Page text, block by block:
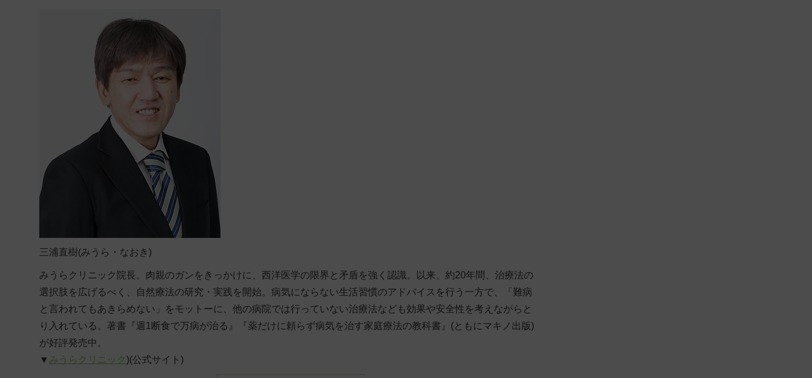
三浦直樹(みうら・なおき)
みうらクリニック院長。肉親のガンをきっかけに、西洋医学の限界と矛盾を強く認識。以来、約20年間、治療法の
選択肢を広げるべく、自然療法の研究・実践を開始。病気にならない生活習慣のアドバイスを行う一方で、「難病
と言われてもあきらめない」をモットーに、他の病院では行っていない治療法なども効果や安全性を考えながらと
り入れている。著書『週1断食で万病が治る』『薬だけに頼らず病気を治す家庭療法の教科書』(ともにマキノ出版)
が好評発売中。
▼ みうらクリニック)(公式サイト)